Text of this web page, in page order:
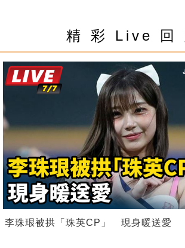
精 彩 Live 回
李珠珢被拱「珠英CP」 現身暖送愛